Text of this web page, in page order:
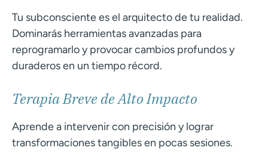
Tu subconsciente es el arquitecto de tu realidad.
Dominarás herramientas avanzadas para
reprogramarlo y provocar cambios profundos y
duraderos en un tiempo récord.
Terapia Breve de Alto Impacto
Aprende a intervenir con precisión y lograr
transformaciones tangibles en pocas sesiones.